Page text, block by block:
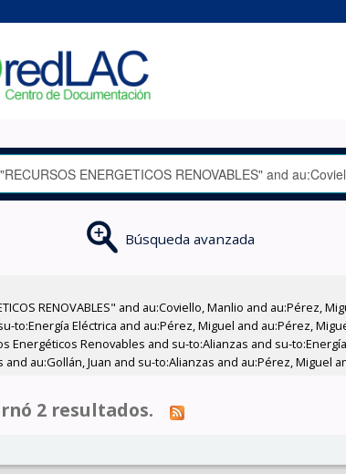
Búsqueda avanzada
RENOVABLES" and au:Coviello, Manlio and au:Pérez,
to:Energía Eléctrica and au:Pérez, Miguel and au:Pérez,
Energéticos Renovables and su-to:Alianzas and su-
au:Gollán, Juan and su-to:Alianzas and au:Pérez, Miguel
2 resultados.